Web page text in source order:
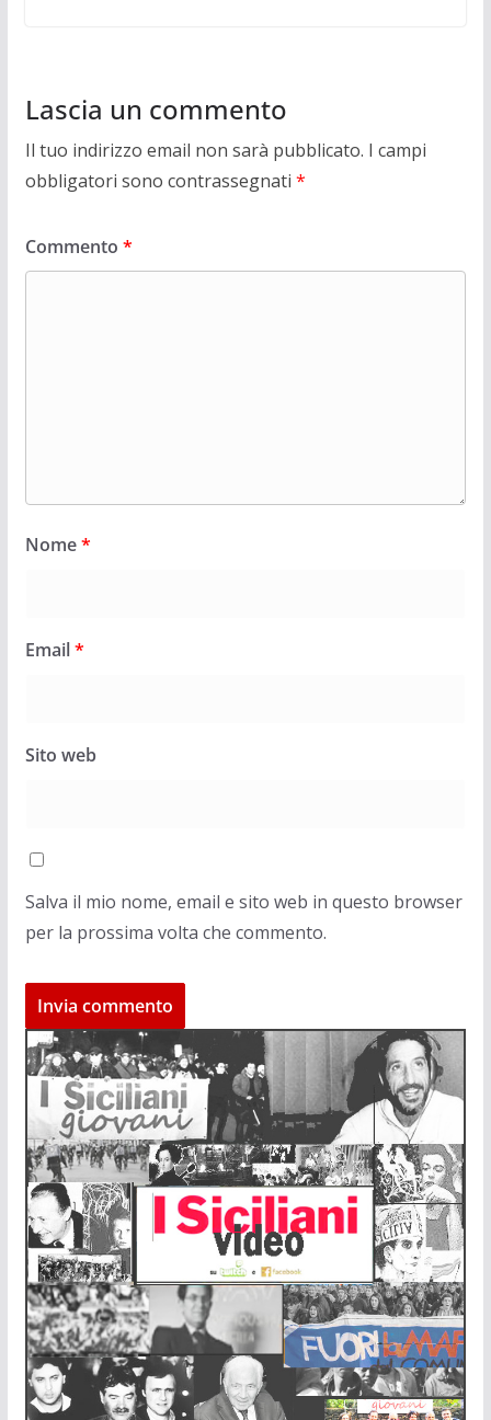
Lascia un commento
Il tuo indirizzo email non sarà pubblicato. I campi
obbligatori sono contrassegnati *
Commento *
Nome*
Email*
Sito web
Salva il mio nome, email e sito web in questo browser
per la prossima volta che commento.